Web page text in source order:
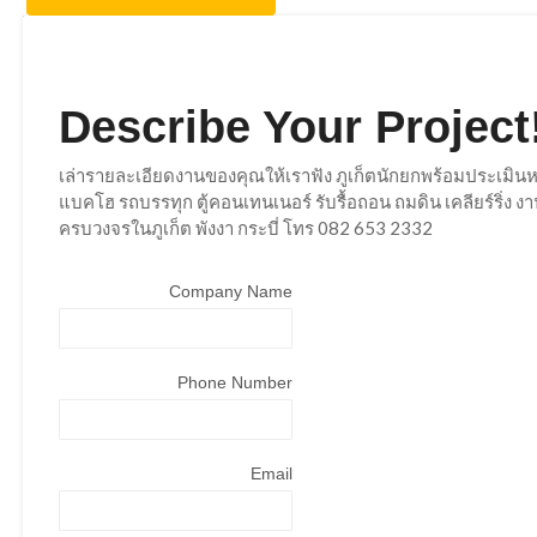
Describe Your
เล่ารายละเอียดงานของคุณให้เราฟัง ภูเก็ตนักยกพร้อมประเมิน
แบคโฮ รถบรรทุก ตู้คอนเทนเนอร์ รับรื้อถอน ถมดิน เคลียร์ริ่ง
ครบวงจรในภูเก็ต พังงา กระบี่ โทร 082 653 2332
Company Name
Phone Number
Email